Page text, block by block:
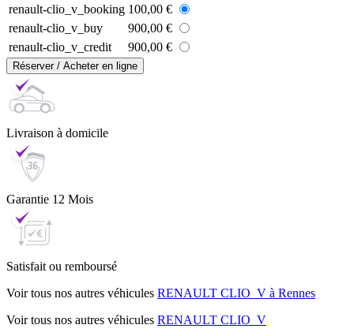
renault-clio_v_booking 100,00 €
renault-clio_v_buy
900,00 €
renault-clio_v_credit
900,00 €
Réserver / Acheter en ligne
Livraison à domicile
Garantie 12 Mois
Satisfait ou remboursé
Voir tous nos autres véhicules RENAULT CLIO_V à Rennes
Voir tous nos autres véhicules RENAULT CLIO_V